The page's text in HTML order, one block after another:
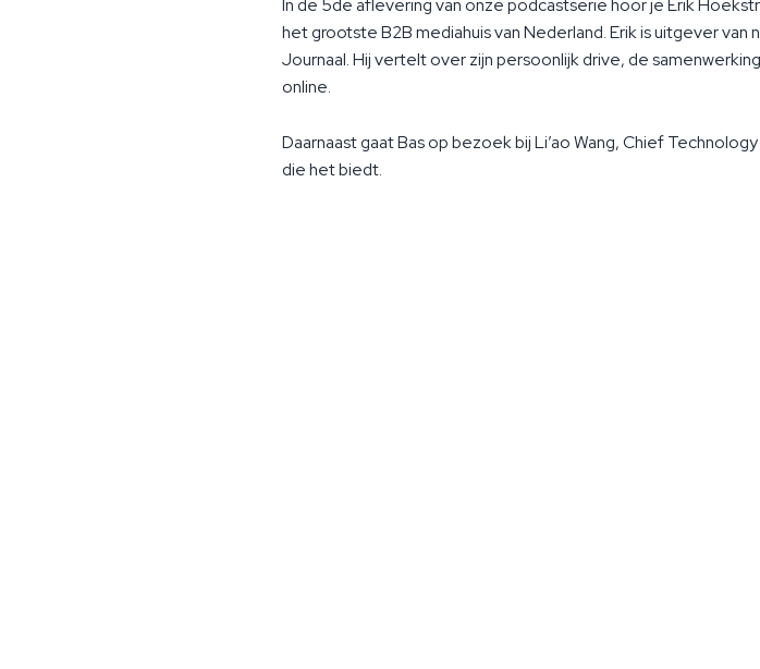
In de 5de aflevering van onze podcastserie hoor je Erik
het grootste B2B mediahuis van Nederland. Erik is uitgever
Journaal. Hij vertelt over zijn persoonlijk drive, de
online.
Daarnaast gaat Bas op bezoek bij Li’ao Wang, Chief
die het biedt.